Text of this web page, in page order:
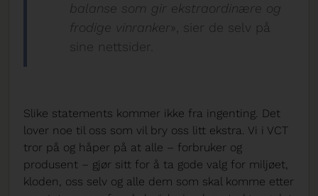
balanse som gir ekstraordinære og
frodige vinranker », sier de selv på
sine nettsider.
Slike statements kommer ikke fra ingenting. Det
lover noe til oss som vil bry oss litt ekstra. Vi i VCT
tror på og håper på at alle – forbruker og
produsent – gjør sitt for å ta gode valg for miljøet,
kloden, oss selv og alle dem som skal komme etter